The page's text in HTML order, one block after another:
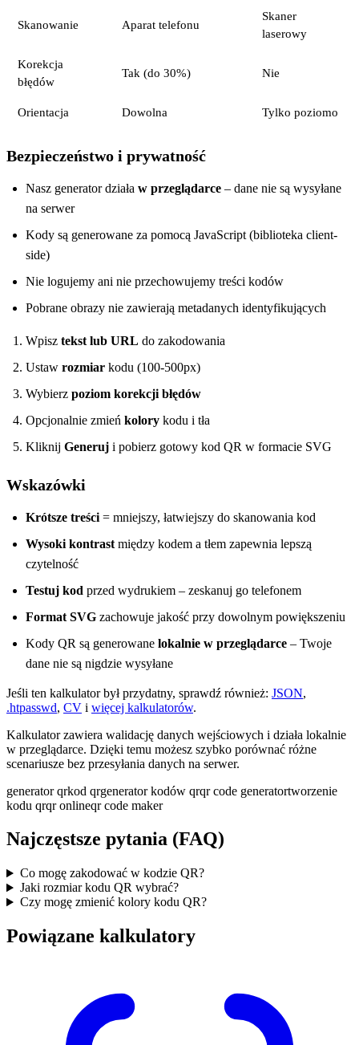
Skanowanie Aparat telefonu
Skaner
laserowy
Korekcja
błędów
Tak (do 30%) Nie
Orientacja Dowolna Tylko poziomo
Bezpieczeństwo i prywatność
Nasz generator działa w przeglądarce – dane nie są wysyłane
na serwer
Kody są generowane za pomocą JavaScript (biblioteka client-
side)
Nie logujemy ani nie przechowujemy treści kodów
Pobrane obrazy nie zawierają metadanych identyfikujących
Wpisz tekst lub URL do zakodowania
Ustaw rozmiar kodu (100-500px)
Wybierz poziom korekcji błędów
Opcjonalnie zmień kolory kodu i tła
Kliknij Generuj i pobierz gotowy kod QR w formacie SVG
Wskazówki
Krótsze treści = mniejszy, łatwiejszy do skanowania kod
Wysoki kontrast między kodem a tłem zapewnia lepszą
czytelność
Testuj kod przed wydrukiem – zeskanuj go telefonem
Format SVG zachowuje jakość przy dowolnym powiększeniu
Kody QR są generowane lokalnie w przeglądarce – Twoje
dane nie są nigdzie wysyłane
Jeśli ten kalkulator był przydatny, sprawdź również: JSON,
.htpasswd, CV i więcej kalkulatorów.
Kalkulator zawiera walidację danych wejściowych i działa lokalnie
w przeglądarce. Dzięki temu możesz szybko porównać różne
scenariusze bez przesyłania danych na serwer.
generator qrkod qrgenerator kodów qrqr code generatortworzenie
kodu qrqr onlineqr code maker
Najczęstsze pytania (FAQ)
Co mogę zakodować w kodzie QR?
Jaki rozmiar kodu QR wybrać?
Czy mogę zmienić kolory kodu QR?
Powiązane kalkulatory